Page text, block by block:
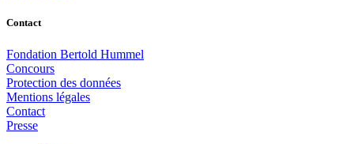
Contact
Fondation Bertold Hummel
Concours
Protection des données
Mentions légales
Contact
Presse